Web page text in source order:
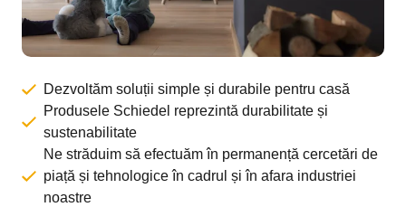
Dezvoltăm soluții simple și durabile pentru casă
Produsele Schiedel reprezintă durabilitate și
sustenabilitate
Ne străduim să efectuăm în permanență cercetări de
piață și tehnologice în cadrul și în afara industriei
noastre